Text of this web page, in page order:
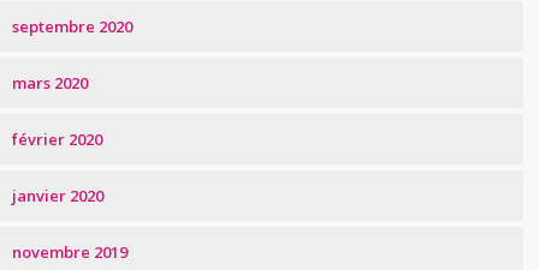
septembre 2020
mars 2020
février 2020
janvier 2020
novembre 2019